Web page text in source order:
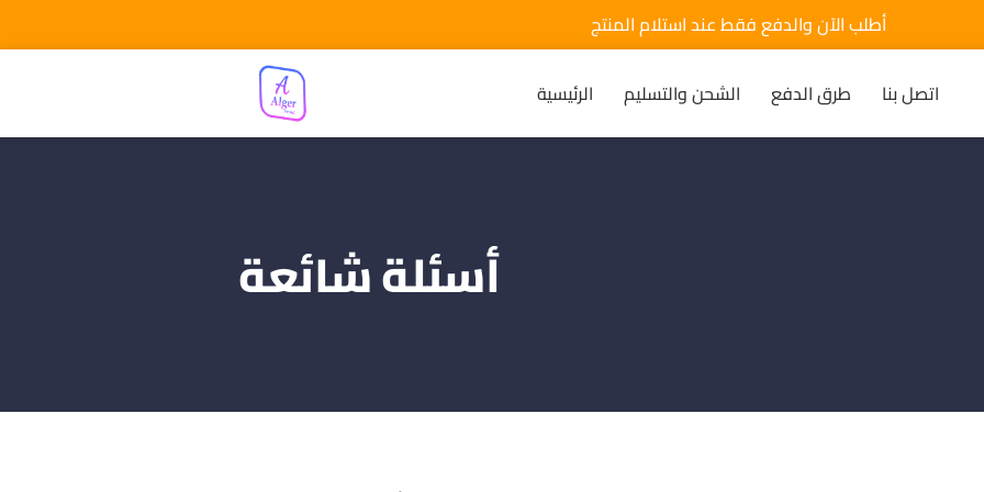
أطلب الآن والدفع فقط عند استلام المنتج
الرئيسية الشحن والتسليم طرق الدفع اتصل بنا
أسئلة شائعة